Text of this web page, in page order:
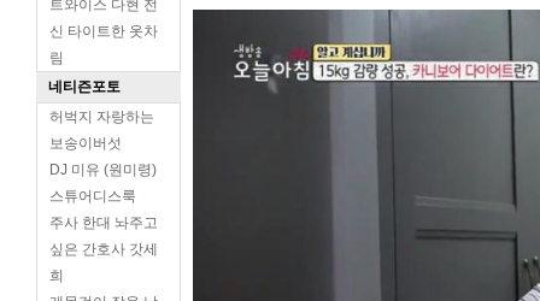
트와이스 다현 전
신 타이트한 옷차
림
네티즌포토
허벅지 자랑하는
보송이버섯
DJ 미유 (원미령)
스튜어디스룩
주사 한대 놔주고
싶은 간호사 갓세
희